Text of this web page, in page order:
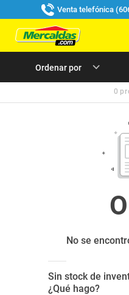
Venta telefónica
0
No se
Sin stock de
¿Qué hago?